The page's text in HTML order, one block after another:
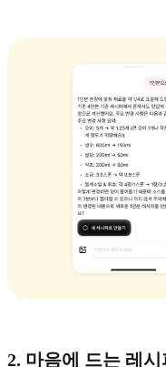
2. 마음에 드는 레시